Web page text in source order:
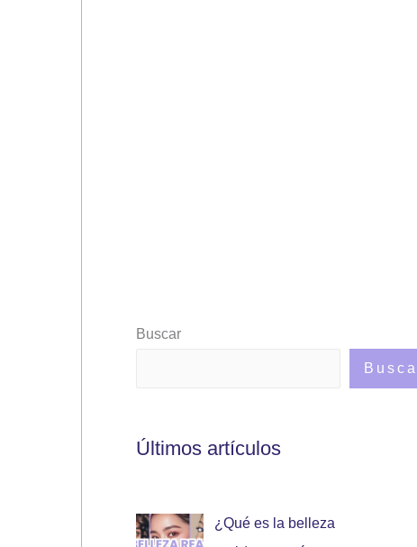
Buscar
Últimos artículos
¿Qué es la belleza